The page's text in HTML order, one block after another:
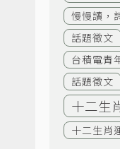
慢慢讀，
話題徵文
台積電青
話題徵文
十二生
十二生肖